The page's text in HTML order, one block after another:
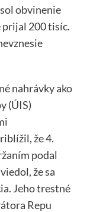
obvinenie
prijal 200 tisíc.
nahrávky ako
(ÚIS)
že 4.
podal
že sa
Jeho trestné
Repu